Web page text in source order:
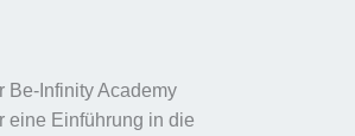
Be-Infinity Academy
eine Einführung in die